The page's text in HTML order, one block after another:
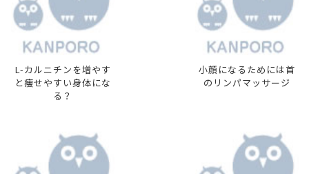
L-カルニチンを増やす
と痩せやすい身体にな
る？
小顔になるためには首
のリンパマッサージ